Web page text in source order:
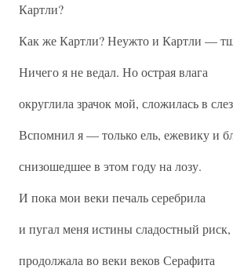
Картли?
Как же Картли? Неужто и Картли —
Ничего я не ведал. Но острая влага
округлила зрачок мой, сложилась в
Вспомнил я — только ель, ежевику и
снизошедшее в этом году на лозу.
И пока мои веки печаль серебрила
и пугал меня истины сладостный риск,
продолжала во веки веков Серафита